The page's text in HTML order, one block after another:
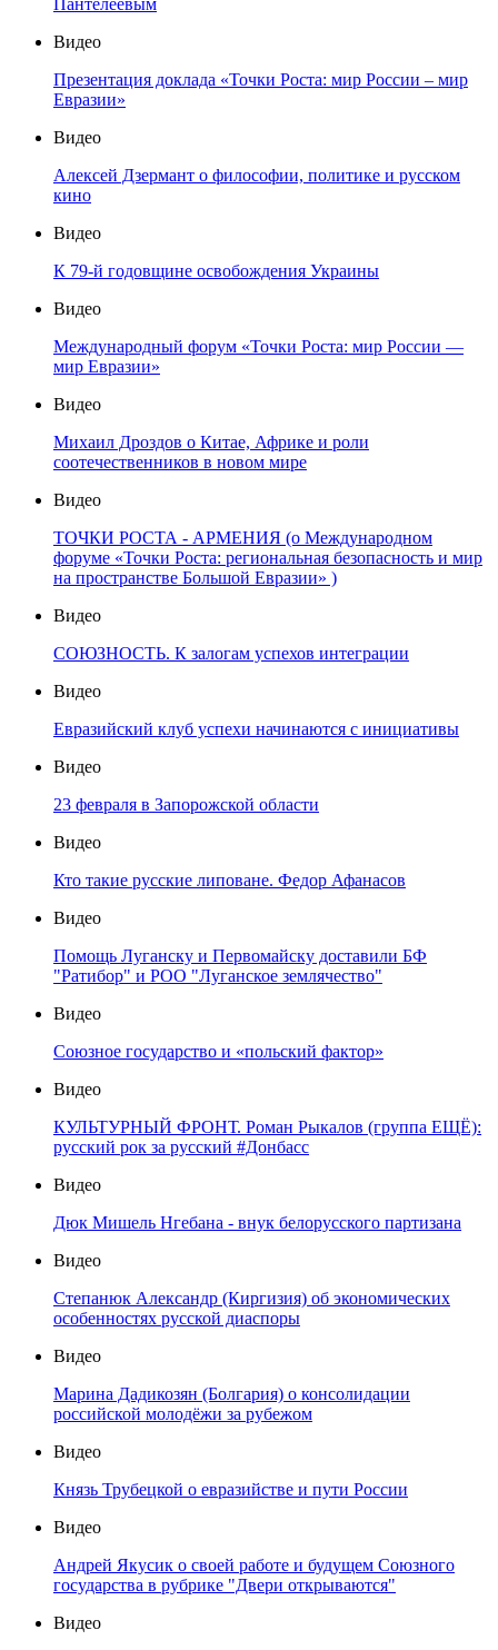
Пантелеевым
Видео
Презентация доклада «Точки Роста: мир России – мир
Евразии»
Видео
Алексей Дзермант о философии, политике и русском
кино
Видео
К 79-й годовщине освобождения Украины
Видео
Международный форум «Точки Роста: мир России —
мир Евразии»
Видео
Михаил Дроздов о Китае, Африке и роли
соотечественников в новом мире
Видео
ТОЧКИ РОСТА - АРМЕНИЯ (о Международном
форуме «Точки Роста: региональная безопасность и мир
на пространстве Большой Евразии» )
Видео
СОЮЗНОСТЬ. К залогам успехов интеграции
Видео
Евразийский клуб успехи начинаются с инициативы
Видео
23 февраля в Запорожской области
Видео
Кто такие русские липоване. Федор Афанасов
Видео
Помощь Луганску и Первомайску доставили БФ
"Ратибор" и РОО "Луганское землячество"
Видео
Союзное государство и «польский фактор»
Видео
КУЛЬТУРНЫЙ ФРОНТ. Роман Рыкалов (группа ЕЩЁ):
русский рок за русский #Донбасс
Видео
Дюк Мишель Нгебана - внук белорусского партизана
Видео
Степанюк Александр (Киргизия) об экономических
особенностях русской диаспоры
Видео
Марина Дадикозян (Болгария) о консолидации
российской молодёжи за рубежом
Видео
Князь Трубецкой о евразийстве и пути России
Видео
Андрей Якусик о своей работе и будущем Союзного
государства в рубрике "Двери открываются"
Видео